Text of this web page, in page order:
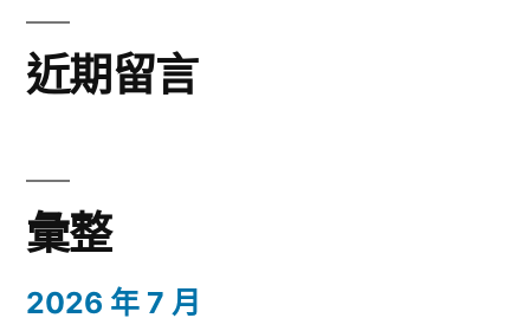
近期留言
彙整
2026 年 7 月